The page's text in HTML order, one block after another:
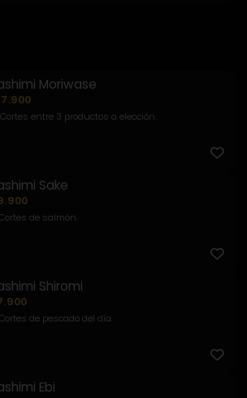
Moriwase
Cortes entre 3 productos a elección.
Sake
de salmón.
Shiromi
de pescado del día.
Ebi